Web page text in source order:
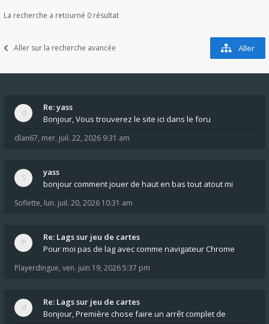
La recherche a retourné 0 résultat
Aller sur la recherche avancée Aller
Re: yass
Bonjour, Vous trouverez le site ici dans le foru
dlan67, mer. juil. 22, 2026 9:31 am
yass
bonjour comment jouer de haut en bas tout atout mi
Soflette, lun. juil. 20, 2026 10:31 am
Re: Lags sur jeu de cartes
Pour moi pas de lag avec comme navigateur Chrome
Playerdingue, ven. juin 19, 2026 5:37 pm
Re: Lags sur jeu de cartes
Bonjour, Première chose faire un arrêt complet de